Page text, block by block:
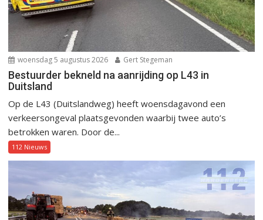
woensdag 5 augustus 2026 Gert Stegeman
Bestuurder bekneld na aanrijding op L43 in
Duitsland
Op de L43 (Duitslandweg) heeft woensdagavond een
verkeersongeval plaatsgevonden waarbij twee auto’s
betrokken waren. Door de...
112 Nieuws